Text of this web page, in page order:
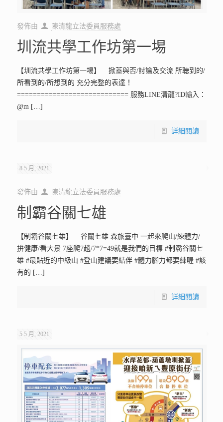
發佈由 陳清龍立法委員服務處
圳流共學工作坊第一埸
【圳流共學工作坊第一埸】 掀蓋與否/討論及交流 所聴到的/
所看到的/所想到的 充分完整的表達！
============================ 服務LINE清龍?ID輸入：
@m[…]
詳細閱讀
8 5 月, 2021
發佈由 陳清龍立法委員服務處
制霸谷關七雄
【制霸谷關七雄】 谷關七雄 森旅臺中 一起來爬山/練體力/
拚健康/看大景 7座爬7趟/7*7=49就是我們的目標 #制霸谷關七
雄 #最貼近的中級山 #登山建議要結伴 #體力腳力都要練喔 #該
有的 […]
詳細閱讀
5 5 月, 2021